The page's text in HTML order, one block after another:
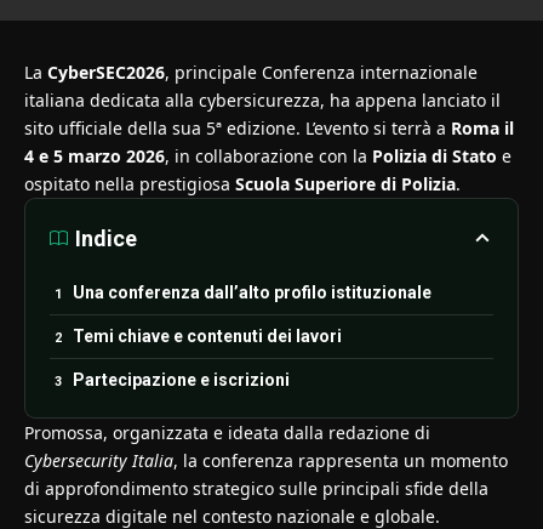
La CyberSEC2026, principale Conferenza internazionale
italiana dedicata alla cybersicurezza, ha appena lanciato il
sito ufficiale della sua 5ª edizione. L’evento si terrà a Roma il
4 e 5 marzo 2026, in collaborazione con la Polizia di Stato e
ospitato nella prestigiosa Scuola Superiore di Polizia.
Indice
Una conferenza dall’alto profilo istituzionale
Temi chiave e contenuti dei lavori
Partecipazione e iscrizioni
Promossa, organizzata e ideata dalla redazione di
Cybersecurity Italia, la conferenza rappresenta un momento
di approfondimento strategico sulle principali sfide della
sicurezza digitale nel contesto nazionale e globale.